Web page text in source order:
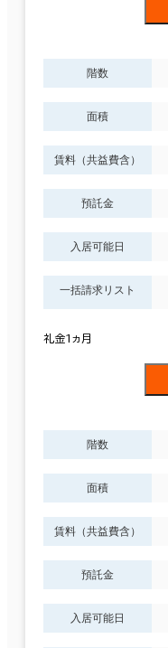
階数
面積
賃料（共益費含）
預託金
入居可能日
一括請求リスト
礼金1ヵ月
階数
面積
賃料（共益費含）
預託金
入居可能日